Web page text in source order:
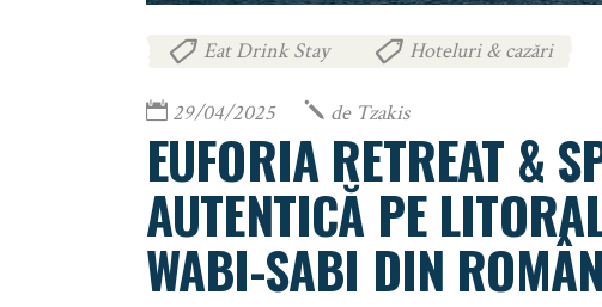
Eat Drink Stay Hoteluri & cazări
29/04/2025 de Tzakis
EUFORIA RETREAT &
AUTENTICĂ PE
WABI-SABI DIN